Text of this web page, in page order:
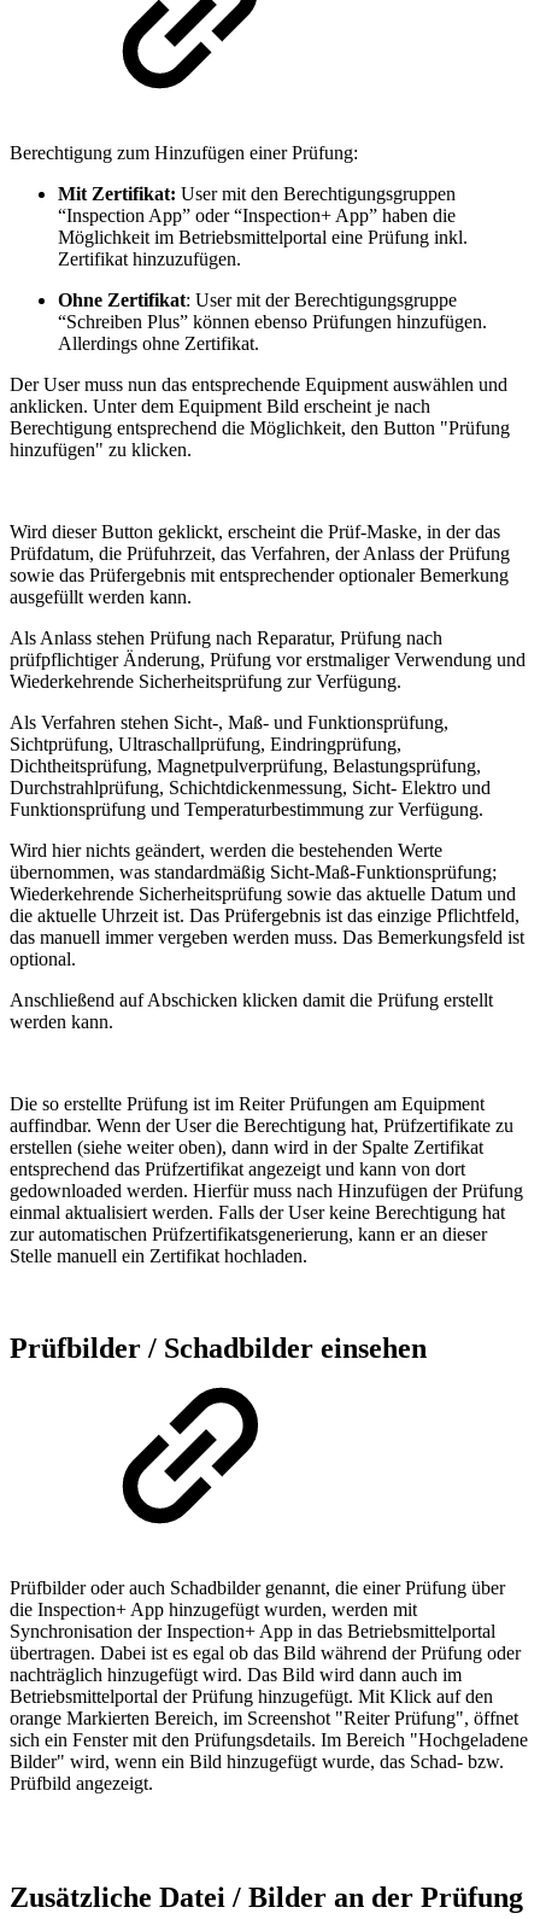
Berechtigung zum Hinzufügen einer Prüfung:
Mit Zertifikat: User mit den Berechtigungsgruppen
“Inspection App” oder “Inspection+ App” haben die
Möglichkeit im Betriebsmittelportal eine Prüfung inkl.
Zertifikat hinzuzufügen.
Ohne Zertifikat: User mit der Berechtigungsgruppe
“Schreiben Plus” können ebenso Prüfungen hinzufügen.
Allerdings ohne Zertifikat.
Der User muss nun das entsprechende Equipment auswählen und
anklicken. Unter dem Equipment Bild erscheint je nach
Berechtigung entsprechend die Möglichkeit, den Button "Prüfung
hinzufügen" zu klicken.
Wird dieser Button geklickt, erscheint die Prüf-Maske, in der das
Prüfdatum, die Prüfuhrzeit, das Verfahren, der Anlass der Prüfung
sowie das Prüfergebnis mit entsprechender optionaler Bemerkung
ausgefüllt werden kann.
Als Anlass stehen Prüfung nach Reparatur, Prüfung nach
prüfpflichtiger Änderung, Prüfung vor erstmaliger Verwendung und
Wiederkehrende Sicherheitsprüfung zur Verfügung.
Als Verfahren stehen Sicht-, Maß- und Funktionsprüfung,
Sichtprüfung, Ultraschallprüfung, Eindringprüfung,
Dichtheitsprüfung, Magnetpulverprüfung, Belastungsprüfung,
Durchstrahlprüfung, Schichtdickenmessung, Sicht- Elektro und
Funktionsprüfung und Temperaturbestimmung zur Verfügung.
Wird hier nichts geändert, werden die bestehenden Werte
übernommen, was standardmäßig Sicht-Maß-Funktionsprüfung;
Wiederkehrende Sicherheitsprüfung sowie das aktuelle Datum und
die aktuelle Uhrzeit ist. Das Prüfergebnis ist das einzige Pflichtfeld,
das manuell immer vergeben werden muss. Das Bemerkungsfeld ist
optional.
Anschließend auf Abschicken klicken damit die Prüfung erstellt
werden kann.
Die so erstellte Prüfung ist im Reiter Prüfungen am Equipment
auffindbar. Wenn der User die Berechtigung hat, Prüfzertifikate zu
erstellen (siehe weiter oben), dann wird in der Spalte Zertifikat
entsprechend das Prüfzertifikat angezeigt und kann von dort
gedownloaded werden. Hierfür muss nach Hinzufügen der Prüfung
einmal aktualisiert werden. Falls der User keine Berechtigung hat
zur automatischen Prüfzertifikatsgenerierung, kann er an dieser
Stelle manuell ein Zertifikat hochladen.
Prüfbilder / Schadbilder einsehen
Prüfbilder oder auch Schadbilder genannt, die einer Prüfung über
die Inspection+ App hinzugefügt wurden, werden mit
Synchronisation der Inspection+ App in das Betriebsmittelportal
übertragen. Dabei ist es egal ob das Bild während der Prüfung oder
nachträglich hinzugefügt wird. Das Bild wird dann auch im
Betriebsmittelportal der Prüfung hinzugefügt. Mit Klick auf den
orange Markierten Bereich, im Screenshot "Reiter Prüfung", öffnet
sich ein Fenster mit den Prüfungsdetails. Im Bereich "Hochgeladene
Bilder" wird, wenn ein Bild hinzugefügt wurde, das Schad- bzw.
Prüfbild angezeigt.
Zusätzliche Datei / Bilder an der Prüfung